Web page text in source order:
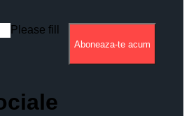
Please fill
Aboneaza-te acum